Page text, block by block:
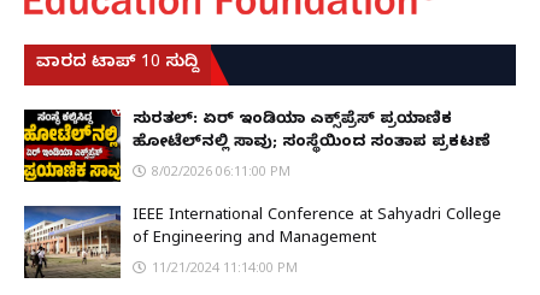
ವಾರದ ಟಾಪ್ 10 ಸುದ್ದಿ
ಸುರತ್ಕಲ್: ಏರ್ ಇಂಡಿಯಾ ಎಕ್ಸ್‌ಪ್ರೆಸ್ ಪ್ರಯಾಣಿಕ
ಹೋಟೆಲ್‌ನಲ್ಲಿ ಸಾವು; ಸಂಸ್ಥೆಯಿಂದ ಸಂತಾಪ ಪ್ರಕಟಣೆ
8/02/2026 06:11:00 PM
IEEE International Conference at Sahyadri College
of Engineering and Management
11/21/2024 11:14:00 PM